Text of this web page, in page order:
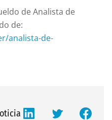
de Analista de
de:
analista-de-